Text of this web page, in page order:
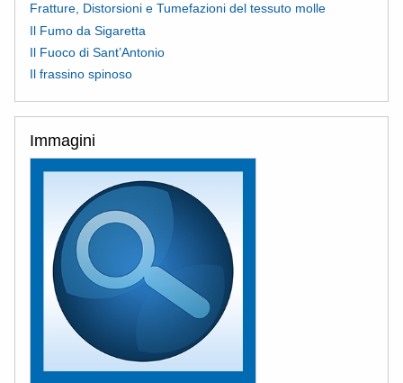
Fratture, Distorsioni e Tumefazioni del tessuto molle
Il Fumo da Sigaretta
Il Fuoco di Sant’Antonio
Il frassino spinoso
Immagini